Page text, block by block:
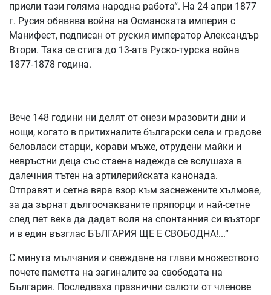
приели тази голяма народна работа“. На 24 апри 1877
г. Русия обявява война на Османската империя с
Манифест, подписан от руския император Александър
Втори. Така се стига до 13-ата Руско-турска война
1877-1878 година.
Вече 148 години ни делят от онези мразовити дни и
нощи, когато в притихналите български села и градове
беловласи старци, корави мъже, отрудени майки и
невръстни деца със стаена надежда се вслушаха в
далечния тътен на артилерийската канонада.
Отправят и сетна вяра взор към заснежените хълмове,
за да зърнат дългоочакваните пряпорци и най-сетне
след пет века да дадат воля на спонтанния си възторг
и в един възглас БЪЛГАРИЯ ЩЕ Е СВОБОДНА!...“
С минута мълчания и свеждане на глави множеството
почете паметта на загиналите за свободата на
България. Последваха празнични салюти от членове